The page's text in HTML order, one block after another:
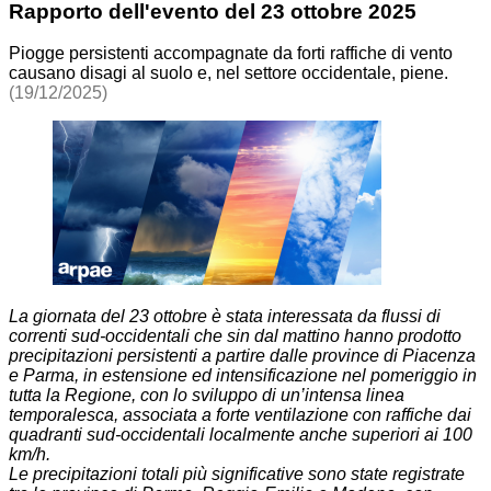
Rapporto dell'evento del 23 ottobre 2025
Piogge persistenti accompagnate da forti raffiche di vento
causano disagi al suolo e, nel settore occidentale, piene.
(19/12/2025)
La giornata del 23 ottobre è stata interessata da flussi di
correnti sud-occidentali che sin dal mattino hanno prodotto
precipitazioni persistenti a partire dalle province di Piacenza
e Parma, in estensione ed intensificazione nel pomeriggio in
tutta la Regione, con lo sviluppo di un’intensa linea
temporalesca, associata a forte ventilazione con raffiche dai
quadranti sud-occidentali localmente anche superiori ai 100
km/h.
Le precipitazioni totali più significative sono state registrate